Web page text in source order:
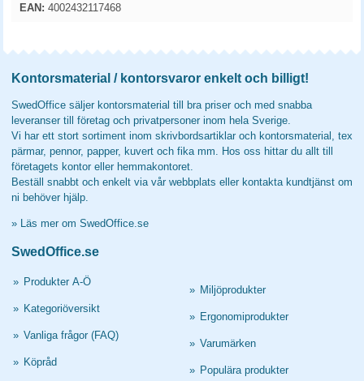
EAN: 4002432117468
Kontorsmaterial / kontorsvaror enkelt och billigt!
SwedOffice säljer kontorsmaterial till bra priser och med snabba
leveranser till företag och privatpersoner inom hela Sverige.
Vi har ett stort sortiment inom skrivbordsartiklar och kontorsmaterial, tex
pärmar, pennor, papper, kuvert och fika mm. Hos oss hittar du allt till
företagets kontor eller hemmakontoret.
Beställ snabbt och enkelt via vår webbplats eller kontakta kundtjänst om
ni behöver hjälp.
» Läs mer om SwedOffice.se
SwedOffice.se
» Produkter A-Ö
» Kategoriöversikt
» Vanliga frågor (FAQ)
» Köpråd
» Miljöprodukter
» Ergonomiprodukter
» Varumärken
» Populära produkter